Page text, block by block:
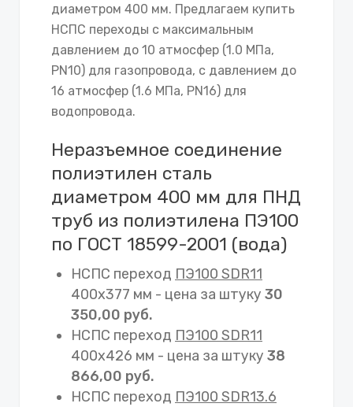
диаметром 400 мм. Предлагаем купить
НСПС переходы с максимальным
давлением до 10 атмосфер (1.0 МПа,
PN10) для газопровода, с давлением до
16 атмосфер (1.6 МПа, PN16) для
водопровода.
Неразъемное соединение
полиэтилен сталь
диаметром 400 мм для ПНД
труб из полиэтилена ПЭ100
по ГОСТ 18599-2001 (вода)
НСПС переход ПЭ100 SDR11
400х377 мм - цена за штуку 30
350,00 руб.
НСПС переход ПЭ100 SDR11
400х426 мм - цена за штуку 38
866,00 руб.
НСПС переход ПЭ100 SDR13.6